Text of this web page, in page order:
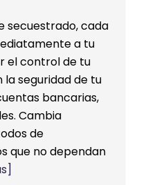
secuestrado, cada
a tu
el control de tu
seguridad de tu
bancarias,
Cambia
de
que no dependan